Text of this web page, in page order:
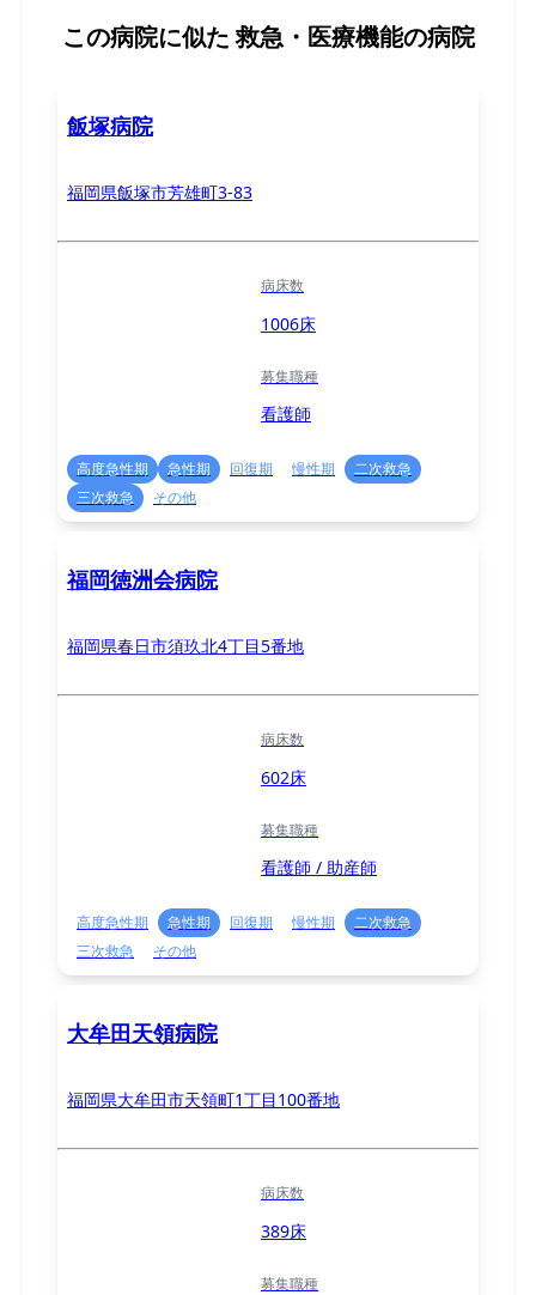
この病院に似た 救急・医療機能の病院
飯塚病院
福岡県飯塚市芳雄町3-83
病床数
1006床
募集職種
看護師
高度急性期 急性期 回復期 慢性期
二次救急
三次救急
その他
福岡徳洲会病院
福岡県春日市須玖北4丁目5番地
病床数
602床
募集職種
看護師 / 助産師
高度急性期 急性期 回復期 慢性期
二次救急
三次救急
その他
大牟田天領病院
福岡県大牟田市天領町1丁目100番地
病床数
389床
募集職種